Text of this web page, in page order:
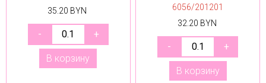
35.20 BYN
В корзину
6056/201201
32.20 BYN
В корзину